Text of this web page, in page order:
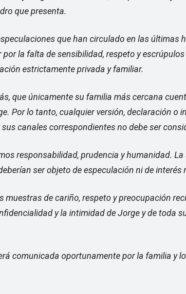
que presenta.
que han circulado en las últimas
la falta de sensibilidad, respeto y
estrictamente privada y familiar.
que únicamente su familia más cercana
Por lo tanto, cualquier versión, declaración o
canales correspondientes no debe ser
responsabilidad, prudencia y humanidad.
ser objeto de especulación ni de interés
muestras de cariño, respeto y preocupación
y la intimidad de Jorge y de toda
comunicada oportunamente por la familia y